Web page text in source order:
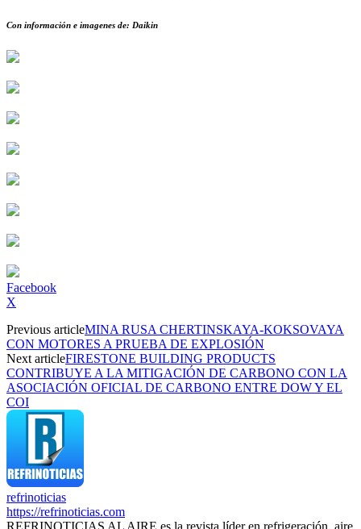
Con información e imagenes de: Daikin
Facebook
X
Previous articleMINA RUSA CHERTINSKAYA-KOKSOVAYA
CON MOTORES A PRUEBA DE EXPLOSIÓN
Next articleFIRESTONE BUILDING PRODUCTS
CONTRIBUYE A LA MITIGACIÓN DE CARBONO CON LA
ASOCIACIÓN OFICIAL DE CARBONO ENTRE DOW Y EL
COI
refrinoticias
https://refrinoticias.com
REFRINOTICIAS AL AIRE es la revista líder en refrigeración, aire